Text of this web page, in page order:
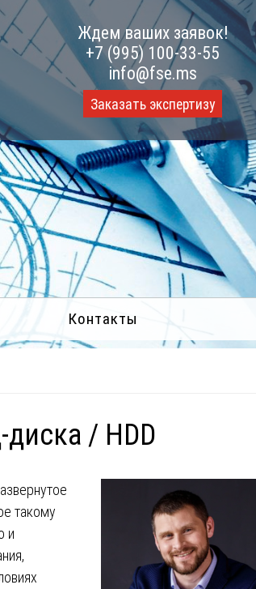
Ждем ваших заявок!
+7 (995) 100-33-55
info@fse.ms
Заказать экспертизу
Контакты
/ HDD
такому
и